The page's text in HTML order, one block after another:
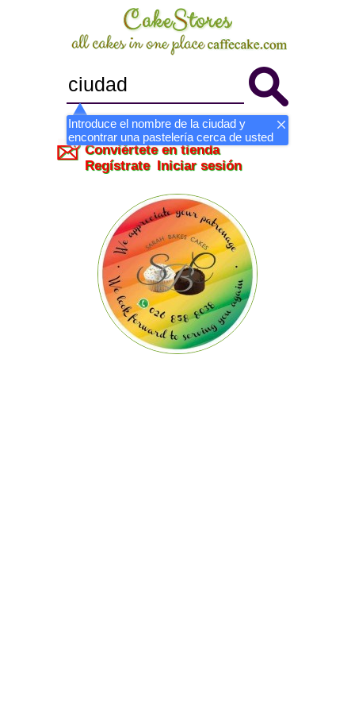
Introduce el nombre de la ciudad y
encontrar una pastelería cerca de usted
Conviértete en tienda
Regístrate Iniciar sesión